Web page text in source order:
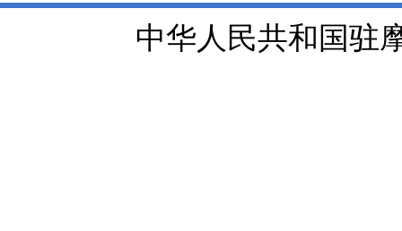
中华人民共和国驻